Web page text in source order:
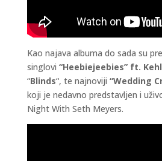
Kao najava albuma do sada su
singlovi “Heebiejeebies” ft.
“Blinds“, te najnoviji “Wedding
koji je nedavno predstavljen i
Night With Seth Meyers.